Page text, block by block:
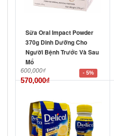
Sữa Oral Impact Powder
370g Dinh Dưỡng Cho
Người Bệnh Trước Và Sau
Mổ
600,000₫
570,000₫
- 5%